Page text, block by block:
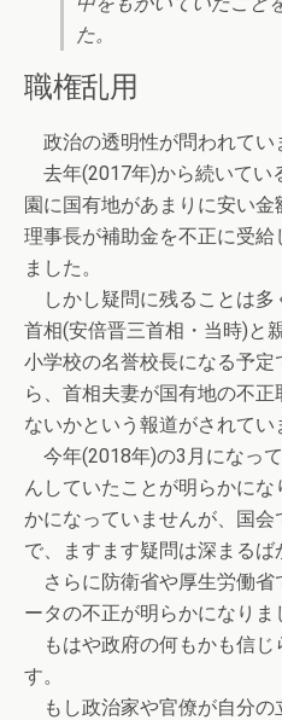
た。
職権乱用
政治の透明性が問われてい
去年(2017年)から続いてい
園に国有地があまりに安い
理事長が補助金を不正に受
ました。
しかし疑問に残ることは多
首相(安倍晋三首相・当時)と
小学校の名誉校長になる予
ら、首相夫妻が国有地の不
ないかという報道がされてい
今年(2018年)の3月になっ
んしていたことが明らかに
かになっていませんが、国
で、ますます疑問は深まるば
さらに防衛省や厚生労働省
ータの不正が明らかになりま
もはや政府の何もかも信じ
す。
もし政治家や官僚が自分の